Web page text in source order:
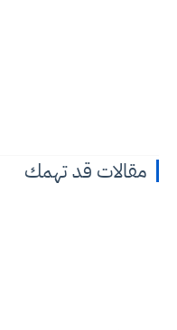
مقالات قد تهمك